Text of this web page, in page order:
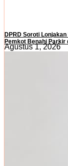
DPRD Soroti
Pemkot Benahi Parkir
Agustus 1, 2026